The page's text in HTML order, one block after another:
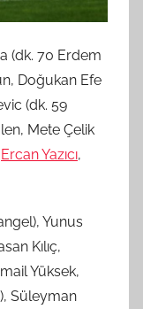
(dk. 70 Erdem
Doğukan Efe
(dk. 59
Mete Çelik
Ercan Yazıcı,
Yunus
Kılıç,
Yüksek,
Süleyman